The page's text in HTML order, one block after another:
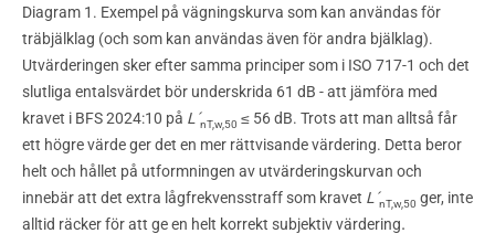
Diagram 1. Exempel på vägningskurva som kan användas för
träbjälklag (och som kan användas även för andra bjälklag).
Utvärderingen sker efter samma principer som i ISO 717-1 och det
slutliga entalsvärdet bör underskrida 61 dB - att jämföra med
kravet i BFS 2024:10 på L´nT,w,50 ≤ 56 dB. Trots att man alltså får
ett högre värde ger det en mer rättvisande värdering. Detta beror
helt och hållet på utformningen av utvärderingskurvan och
innebär att det extra lågfrekvensstraff som kravet L´nT,w,50 ger, inte
alltid räcker för att ge en helt korrekt subjektiv värdering.